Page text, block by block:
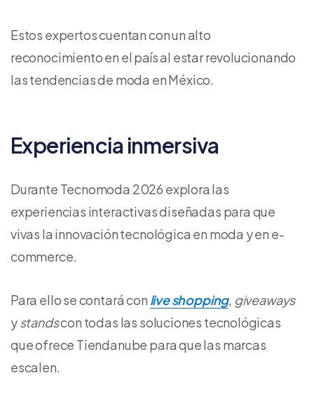
Estos expertos cuentan con un alto
reconocimiento en el país al estar revolucionando
las tendencias de moda en México.
Experiencia inmersiva
Durante Tecnomoda 2026 explora las
experiencias interactivas diseñadas para que
vivas la innovación tecnológica en moda y en e-
commerce.
Para ello se contará con live shopping, giveaways
ystandscon todas las soluciones tecnológicas
que ofrece Tiendanube para que las marcas
escalen.